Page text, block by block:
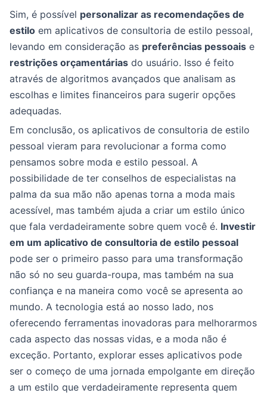
Sim, é possível personalizar as recomendações de
estilo em aplicativos de consultoria de estilo pessoal,
levando em consideração as preferências pessoais e
restrições orçamentárias do usuário. Isso é feito
através de algoritmos avançados que analisam as
escolhas e limites financeiros para sugerir opções
adequadas.
Em conclusão, os aplicativos de consultoria de estilo
pessoal vieram para revolucionar a forma como
pensamos sobre moda e estilo pessoal. A
possibilidade de ter conselhos de especialistas na
palma da sua mão não apenas torna a moda mais
acessível, mas também ajuda a criar um estilo único
que fala verdadeiramente sobre quem você é. Investir
em um aplicativo de consultoria de estilo pessoal
pode ser o primeiro passo para uma transformação
não só no seu guarda-roupa, mas também na sua
confiança e na maneira como você se apresenta ao
mundo. A tecnologia está ao nosso lado, nos
oferecendo ferramentas inovadoras para melhorarmos
cada aspecto das nossas vidas, e a moda não é
exceção. Portanto, explorar esses aplicativos pode
ser o começo de uma jornada empolgante em direção
a um estilo que verdadeiramente representa quem